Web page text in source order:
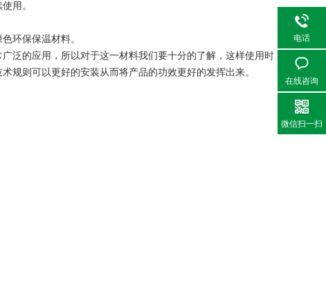
用。
环保保温材料。
泛的应用，所以对于这一材料我们要十分的了解，这样使用时
规则可以更好的安装从而将产品的功效更好的发挥出来。
电话
在线咨询
微信扫一扫